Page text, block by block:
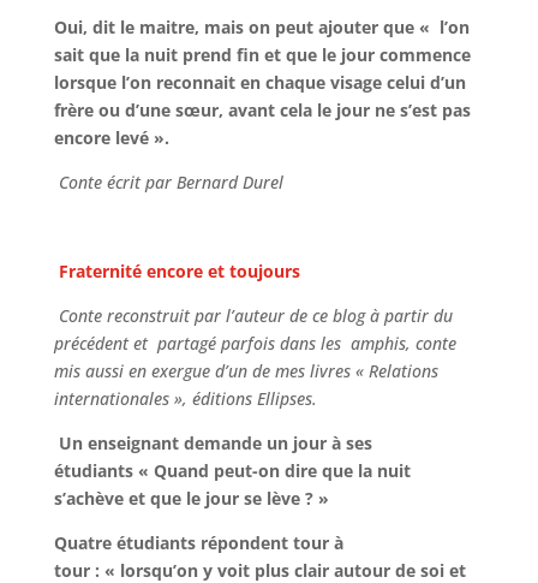
Oui, dit le maitre, mais on peut ajouter que « l’on
sait que la nuit prend fin et que le jour commence
lorsque l’on reconnait en chaque visage celui d’un
frère ou d’une sœur, avant cela le jour ne s’est pas
encore levé ».
Conte écrit par Bernard Durel
Fraternité encore et toujours
Conte reconstruit par l’auteur de ce blog à partir du
précédent et partagé parfois dans les amphis, conte
mis aussi en exergue d’un de mes livres « Relations
internationales », éditions Ellipses.
Un enseignant demande un jour à ses
étudiants « Quand peut-on dire que la nuit
s’achève et que le jour se lève ? »
Quatre étudiants répondent tour à
tour : « lorsqu’on y voit plus clair autour de soi et